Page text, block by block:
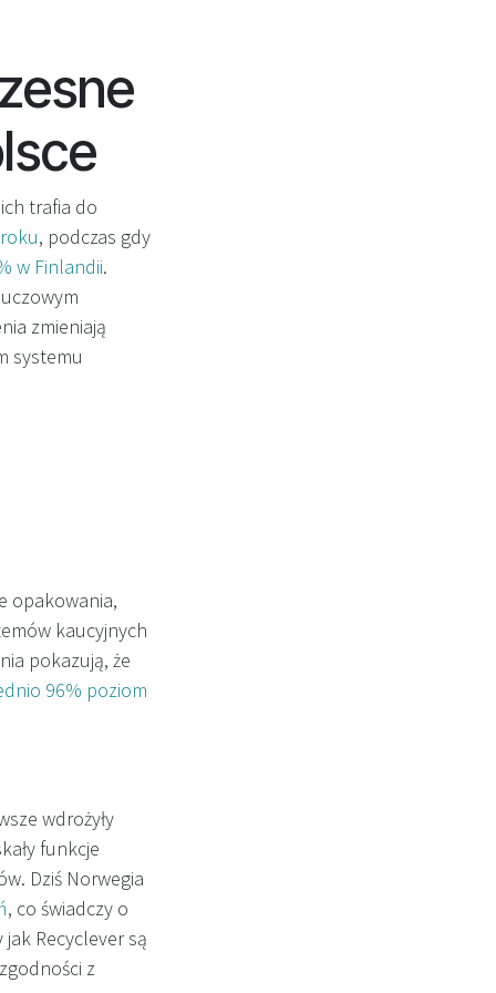
trafia do
, podczas gdy
w Finlandii.
zmieniają
systemu
opakowania,
kaucyjnych
pokazują, że
96% poziom
wdrożyły
funkcje
Dziś Norwegia
, co świadczy o
Recyclever są
z